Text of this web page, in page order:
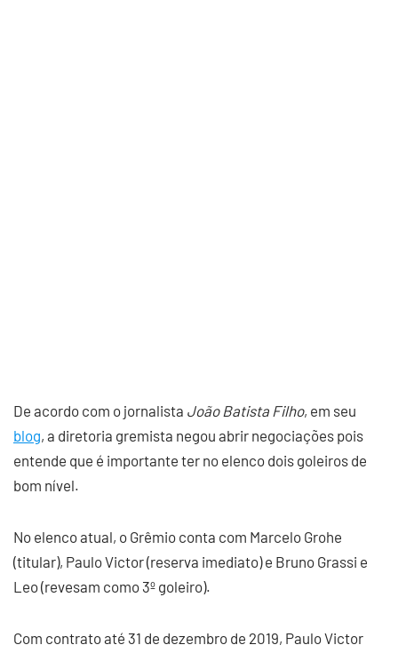
De acordo com o jornalista João Batista Filho, em seu
blog, a diretoria gremista negou abrir negociações pois
entende que é importante ter no elenco dois goleiros de
bom nível.
No elenco atual, o Grêmio conta com Marcelo Grohe
(titular), Paulo Victor (reserva imediato) e Bruno Grassi e
Leo (revesam como 3º goleiro).
Com contrato até 31 de dezembro de 2019, Paulo Victor